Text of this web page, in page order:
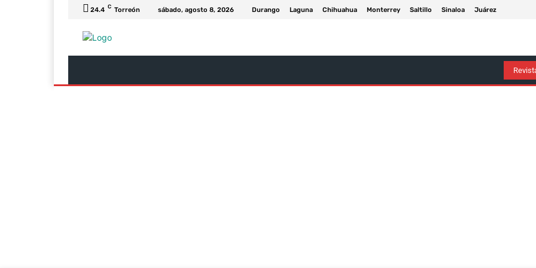
24.4 C Torreón sábado, agosto 8, 2026 Durango Laguna Chihuahua Monterrey Saltillo Sinaloa Juárez
Política